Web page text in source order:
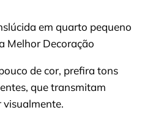
em quarto pequeno
Melhor Decoração
de cor, prefira tons
que transmitam
visualmente.